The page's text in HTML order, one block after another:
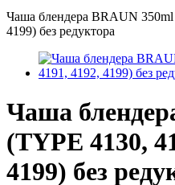
Чаша блендера BRAUN
4199) без редуктора
Чаша
(TYPE 4130,
4199) без